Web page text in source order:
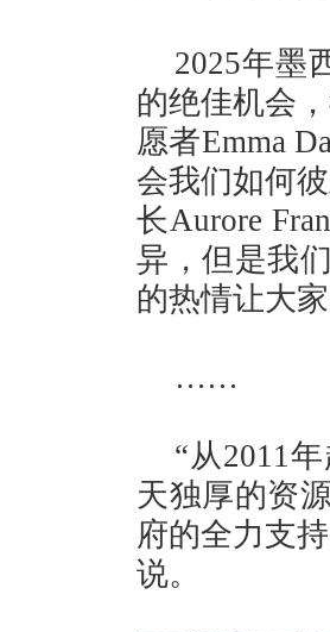
2025年墨
的绝佳机会
愿者Emma
会我们如何
长Aurore
异，但是我
的热情让大
……
“从2011
天独厚的资
府的全力支
说。